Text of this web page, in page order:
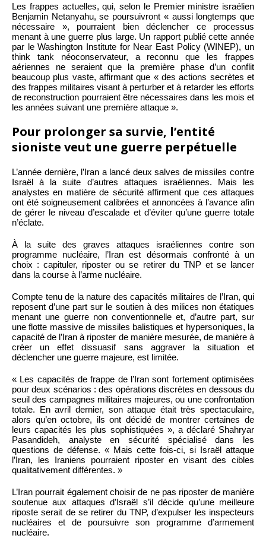
Les frappes actuelles, qui, selon le Premier ministre israélien
Benjamin Netanyahu, se poursuivront « aussi longtemps que
nécessaire », pourraient bien déclencher ce processus
menant à une guerre plus large. Un rapport publié cette année
par le Washington Institute for Near East Policy (WINEP), un
think tank néoconservateur, a reconnu que les frappes
aériennes ne seraient que la première phase d’un conflit
beaucoup plus vaste, affirmant que « des actions secrètes et
des frappes militaires visant à perturber et à retarder les efforts
de reconstruction pourraient être nécessaires dans les mois et
les années suivant une première attaque ».
Pour prolonger sa survie, l’entité
sioniste veut une guerre perpétuelle
L’année dernière, l’Iran a lancé deux salves de missiles contre
Israël à la suite d’autres attaques israéliennes. Mais les
analystes en matière de sécurité affirment que ces attaques
ont été soigneusement calibrées et annoncées à l’avance afin
de gérer le niveau d’escalade et d’éviter qu’une guerre totale
n’éclate.
À la suite des graves attaques israéliennes contre son
programme nucléaire, l’Iran est désormais confronté à un
choix : capituler, riposter ou se retirer du TNP et se lancer
dans la course à l’arme nucléaire.
Compte tenu de la nature des capacités militaires de l’Iran, qui
reposent d’une part sur le soutien à des milices non étatiques
menant une guerre non conventionnelle et, d’autre part, sur
une flotte massive de missiles balistiques et hypersoniques, la
capacité de l’Iran à riposter de manière mesurée, de manière à
créer un effet dissuasif sans aggraver la situation et
déclencher une guerre majeure, est limitée.
« Les capacités de frappe de l’Iran sont fortement optimisées
pour deux scénarios : des opérations discrètes en dessous du
seuil des campagnes militaires majeures, ou une confrontation
totale. En avril dernier, son attaque était très spectaculaire,
alors qu’en octobre, ils ont décidé de montrer certaines de
leurs capacités les plus sophistiquées », a déclaré Shahryar
Pasandideh, analyste en sécurité spécialisé dans les
questions de défense. « Mais cette fois-ci, si Israël attaque
l’Iran, les Iraniens pourraient riposter en visant des cibles
qualitativement différentes. »
L’Iran pourrait également choisir de ne pas riposter de manière
soutenue aux attaques d’Israël s’il décide qu’une meilleure
riposte serait de se retirer du TNP, d’expulser les inspecteurs
nucléaires et de poursuivre son programme d’armement
nucléaire.